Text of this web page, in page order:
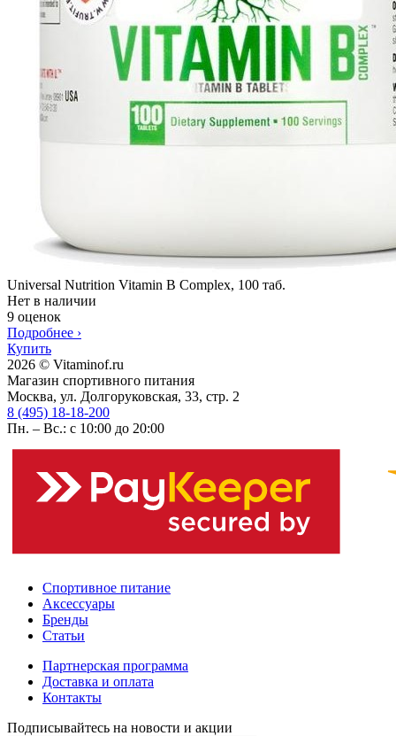
Universal Nutrition Vitamin B Complex, 100 таб.
Нет в наличии
9 оценок
Подробнее ›
Купить
2026 © Vitaminof.ru
Магазин спортивного питания
Москва, ул. Долгоруковская, 33, стр. 2
8 (495) 18-18-200
Пн. – Вс.: с 10:00 до 20:00
Спортивное питание
Аксессуары
Бренды
Статьи
Партнерская программа
Доставка и оплата
Контакты
Подписывайтесь на новости и акции